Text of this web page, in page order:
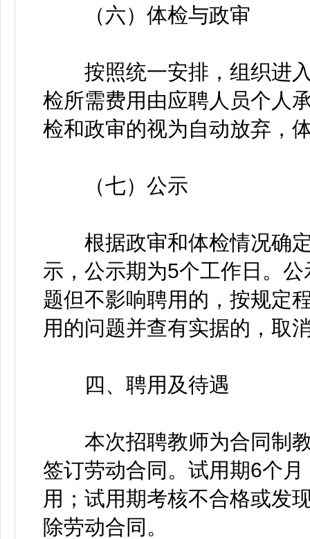
（六）体检与政审
按照统一安排，组织进入
检所需费用由应聘人员个人
检和政审的视为自动放弃，
（七）公示
根据政审和体检情况确定
示，公示期为5个工作日。
题但不影响聘用的，按规定
用的问题并查有实据的，取
四、聘用及待遇
本次招聘教师为合同制教
签订劳动合同。试用期6个
用；试用期考核不合格或发
除劳动合同。